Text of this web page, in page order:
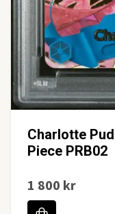
Charlotte
Piece PRB02
1 800 kr